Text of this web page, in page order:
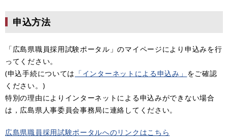
申込方法
「広島県職員採用試験ポータル」のマイページにより申込みを行
ってください。
(申込手続については 「インターネットによる申込み」 をご確認
ください。)
特別の理由によりインターネットによる申込みができない場合
は，広島県人事委員会事務局に連絡してください。
広島県職員採用試験ポータルへのリンクはこちら